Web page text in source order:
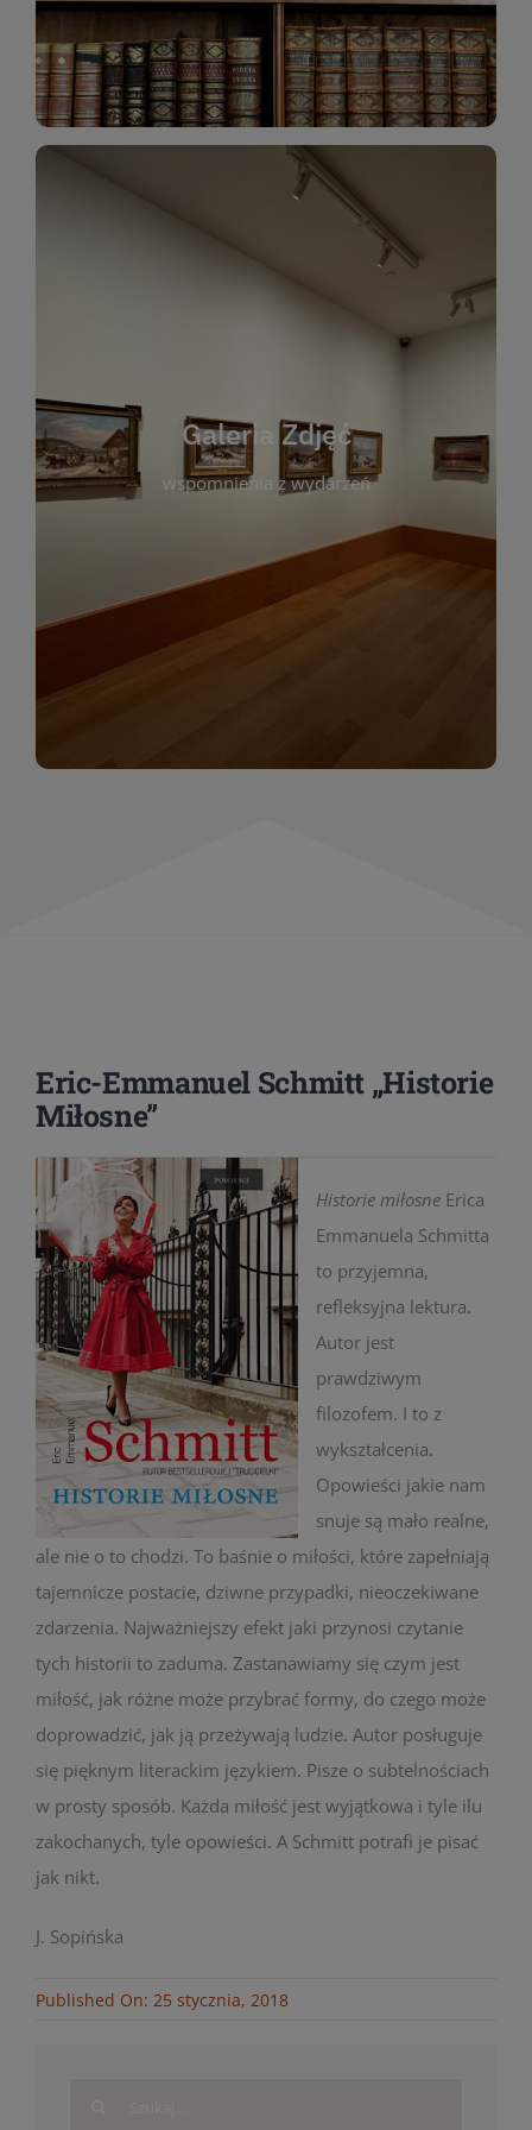
Katalog Zbiorów
Galeria Zdjęć
wspomnienia z wydarzeń
Galeria Zdjęć
wspomnienia z wydarzeń, spotkań i projektów
którym można zobaczyć, jak żyje nasza biblioteka
i jej społeczność. Zdjęcia dokumentują zarówno
uroczyste chwile, jak i codzienne aktywności
czytelników. Regularnie dodajemy nowe galerie,
by każdy mógł powrócić do wyjątkowych
momentów. Zapraszamy do obejrzenia,
wspominania i inspirowania się!
Eric-Emmanuel Schmitt „Historie
Miłosne”
Historie miłosneErica
Emmanuela Schmitta
to przyjemna,
refleksyjna lektura.
Autor jest
prawdziwym
filozofem. I to z
wykształcenia.
Opowieści jakie nam
snuje są mało realne,
ale nie o to chodzi. To baśnie o miłości, które zapełniają
tajemnicze postacie, dziwne przypadki, nieoczekiwane
zdarzenia. Najważniejszy efekt jaki przynosi czytanie
tych historii to zaduma. Zastanawiamy się czym jest
miłość, jak różne może przybrać formy, do czego może
doprowadzić, jak ją przeżywają ludzie. Autor posługuje
się pięknym literackim językiem. Pisze o subtelnościach
w prosty sposób. Każda miłość jest wyjątkowa i tyle ilu
zakochanych, tyle opowieści. A Schmitt potrafi je pisać
jak nikt.
J. Sopińska
Published On: 25 stycznia, 2018